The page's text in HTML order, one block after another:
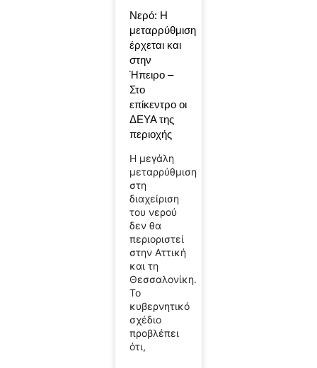
Νερό: Η
μεταρρύθμιση
έρχεται και
στην
Ήπειρο –
Στο
επίκεντρο οι
ΔΕΥΑ της
περιοχής
Η μεγάλη
μεταρρύθμιση
στη
διαχείριση
του νερού
δεν θα
περιοριστεί
στην Αττική
και τη
Θεσσαλονίκη.
Το
κυβερνητικό
σχέδιο
προβλέπει
ότι,